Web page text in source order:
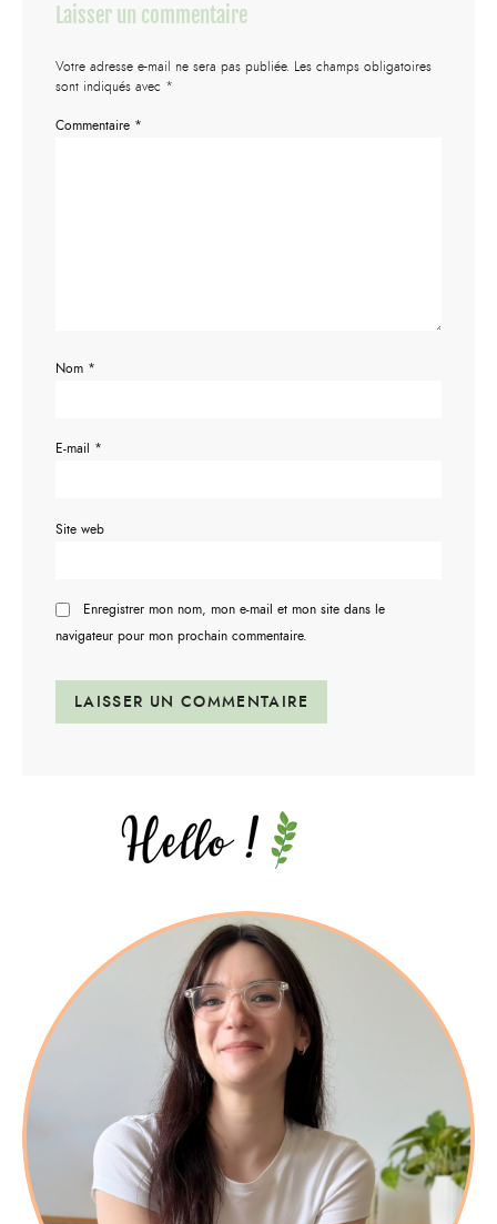
Laisser un commentaire
Votre adresse e-mail ne sera pas publiée. Les champs obligatoires
sont indiqués avec *
Commentaire *
Nom *
E-mail *
Site web
Enregistrer mon nom, mon e-mail et mon site dans le
navigateur pour mon prochain commentaire.